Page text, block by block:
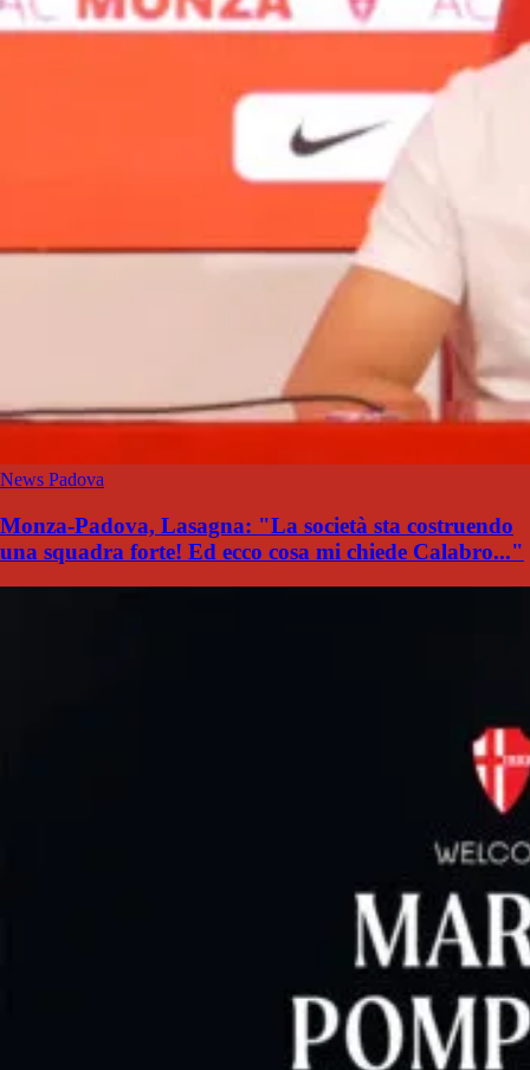
News Padova
Monza-Padova, Lasagna: "La società sta costruendo
una squadra forte! Ed ecco cosa mi chiede Calabro..."